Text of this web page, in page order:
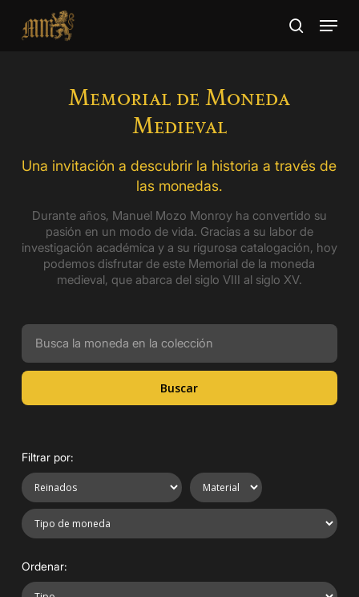
main
search
Menu
Memorial de Moneda
Medieval
Una invitación a descubrir la historia a través de
las monedas.
Durante años, Manuel Mozo Monroy ha convertido su
pasión en un modo de vida. Gracias a su labor de
investigación académica y a su rigurosa catalogación, hoy
podemos disfrutar de este Memorial de la moneda
medieval, que abarca del siglo VIII al siglo XV.
Buscar
Filtrar por:
Ordenar: